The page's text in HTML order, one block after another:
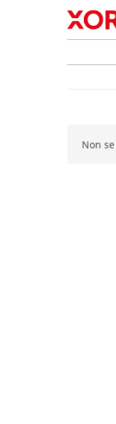
Non